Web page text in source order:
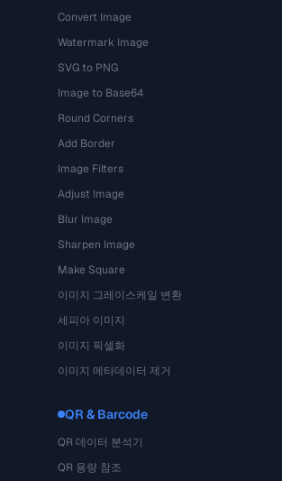
Convert Image
Watermark Image
SVG to PNG
Image to Base64
Round Corners
Add Border
Image Filters
Adjust Image
Blur Image
Sharpen Image
Make Square
이미지 그레이스케일 변환
세피아 이미지
이미지 픽셀화
이미지 메타데이터 제거
QR & Barcode
QR 데이터 분석기
QR 용량 참조